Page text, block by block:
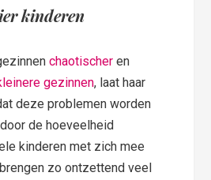
kinderen
chaotischer en
gezinnen, laat haar
deze problemen worden
de hoeveelheid
kinderen met zich mee
zo ontzettend veel